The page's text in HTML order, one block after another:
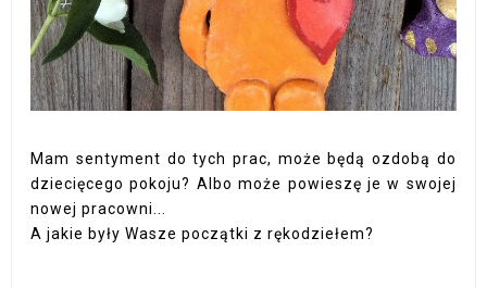
Mam sentyment do tych prac, może będą ozdobą do
dziecięcego pokoju? Albo może powieszę je w swojej
nowej pracowni...
A jakie były Wasze początki z rękodziełem?